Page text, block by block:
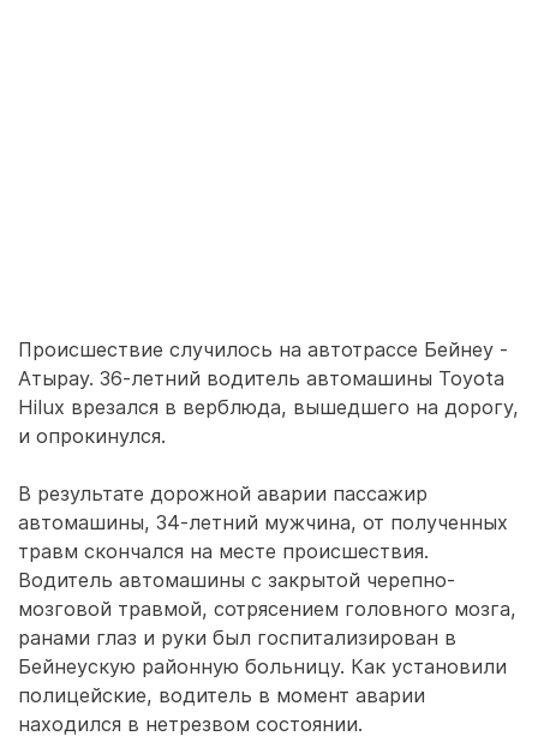
Происшествие случилось на автотрассе Бейнеу -
Атырау. 36-летний водитель автомашины Toyota
Hilux врезался в верблюда, вышедшего на дорогу,
и опрокинулся.
В результате дорожной аварии пассажир
автомашины, 34-летний мужчина, от полученных
травм скончался на месте происшествия.
Водитель автомашины с закрытой черепно-
мозговой травмой, сотрясением головного мозга,
ранами глаз и руки был госпитализирован в
Бейнеускую районную больницу. Как установили
полицейские, водитель в момент аварии
находился в нетрезвом состоянии.